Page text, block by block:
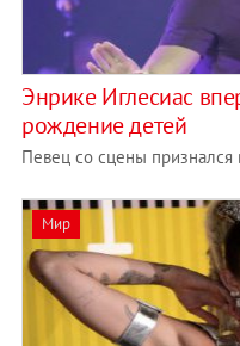
Энрике Иглесиас
рождение детей
Певец со сцены
Мир